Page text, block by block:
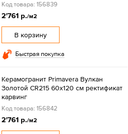
Код товара: 156839
2'761 р./м2
В корзину
Быстрая покупка
Керамогранит Primavera Вулкан
Золотой CR215 60x120 см ректификат
карвинг
Код товара: 156842
2'761 р./м2